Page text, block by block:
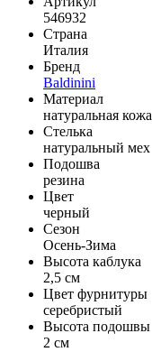
546932
Страна
Италия
Бренд
Baldinini
Материал
натуральная кожа
Стелька
натуральный мех
Подошва
резина
Цвет
черный
Сезон
Осень-Зима
Высота каблука
2,5 см
Цвет фурнитуры
серебристый
Высота подошвы
2 см